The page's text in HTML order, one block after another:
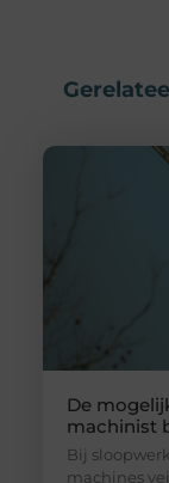
De
machinist
Bij
machines